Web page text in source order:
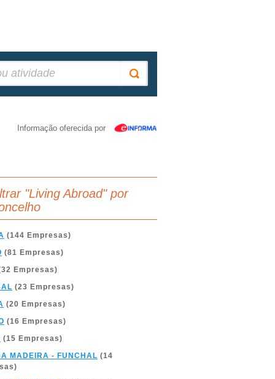
Informação oferecida por
"Living Abroad" por
(144 Empresas)
(81 Empresas)
Empresas)
(23 Empresas)
(20 Empresas)
(16 Empresas)
(15 Empresas)
MADEIRA - FUNCHAL (14